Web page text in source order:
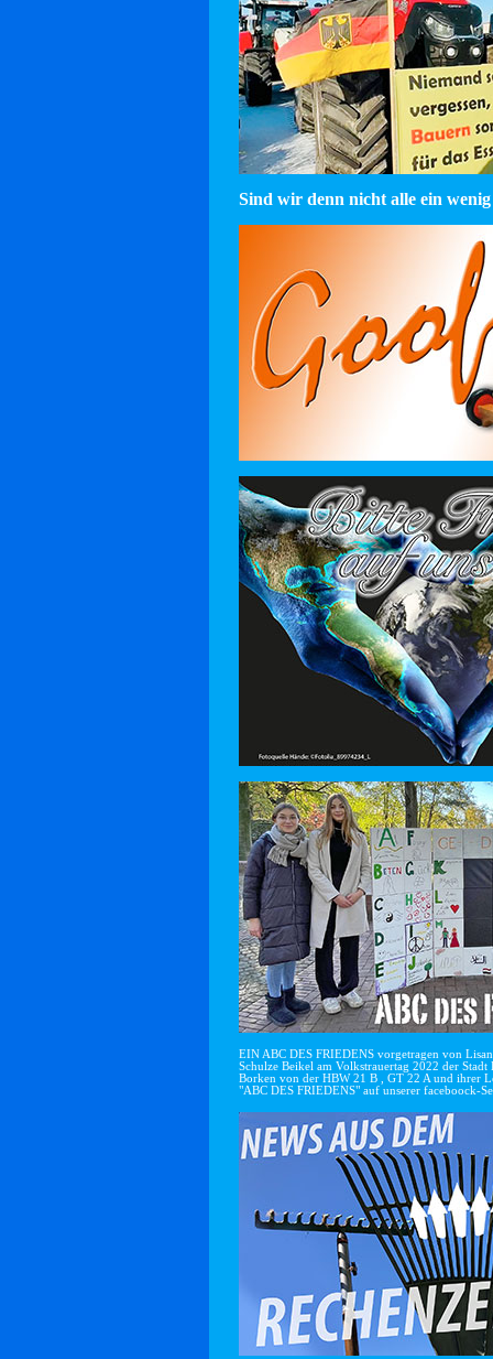
Sind wir denn nicht alle ein wenig
EIN ABC DES FRIEDENS vorgetragen von
Schulze Beikel am Volkstrauertag 2022 der
Borken von der HBW 21 B , GT 22 A und ihrer
"ABC DES FRIEDENS" auf unserer faceboock-